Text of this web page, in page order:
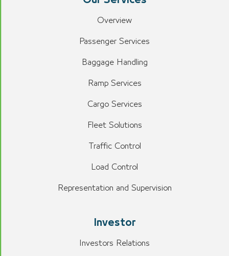
Overview
Passenger Services
Baggage Handling
Ramp Services
Cargo Services
Fleet Solutions
Traffic Control
Load Control
Representation and Supervision
Investor
Investors Relations